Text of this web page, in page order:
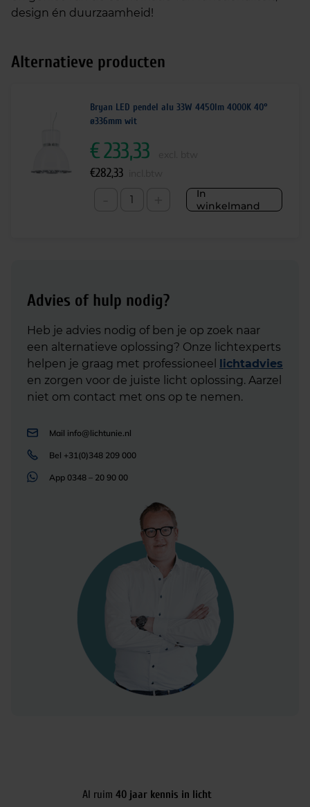
design én duurzaamheid!
Alternatieve producten
Bryan LED pendel alu 33W 4450lm 4000K 40°
ø336mm wit
In
winkelmand
€233,33
€282,33
Advies of hulp nodig?
Heb je advies nodig of ben je op zoek naar
een alternatieve oplossing? Onze lichtexperts
helpen je graag met professioneel lichtadvies
en zorgen voor de juiste licht oplossing. Aarzel
niet om contact met ons op te nemen.
Mail info@lichtunie.nl
Bel +31(0)348 209 000
App 0348 – 20 90 00
Al ruim 40 jaar kennis in licht